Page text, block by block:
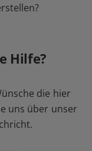
Hilfe?
die hier
uns über unser